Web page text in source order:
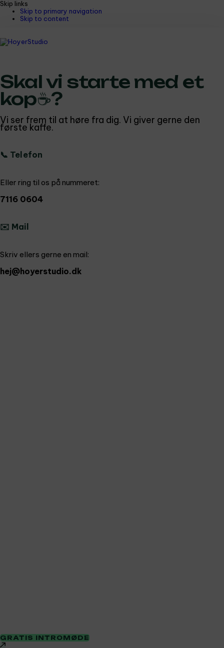
Skip links
Skip to primary navigation
Skip to content
Skal vi starte med et
kop☕️?
Vi ser frem til at høre fra dig. Vi giver gerne den
første kaffe.
📞 Telefon
Eller ring til os på nummeret:
7116 0604
✉️ Mail
Skriv ellers gerne en mail:
hej@hoyerstudio.dk
GRATIS INTROMØDE